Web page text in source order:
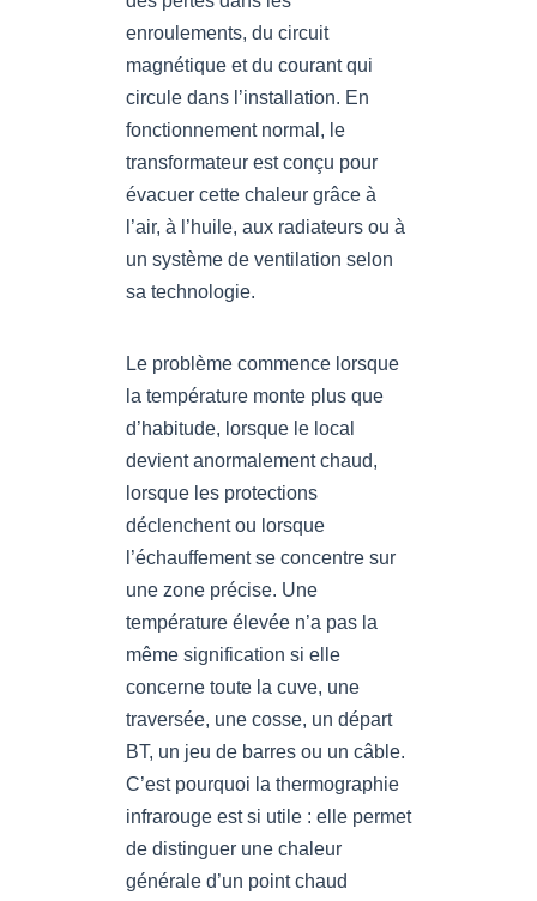
enroulements, du circuit
magnétique et du courant qui
circule dans l’installation. En
fonctionnement normal, le
transformateur est conçu pour
évacuer cette chaleur grâce à
l’air, à l’huile, aux radiateurs ou à
un système de ventilation selon
sa technologie.
Le problème commence lorsque
la température monte plus que
d’habitude, lorsque le local
devient anormalement chaud,
lorsque les protections
déclenchent ou lorsque
l’échauffement se concentre sur
une zone précise. Une
température élevée n’a pas la
même signification si elle
concerne toute la cuve, une
traversée, une cosse, un départ
BT, un jeu de barres ou un câble.
C’est pourquoi la thermographie
infrarouge est si utile : elle permet
de distinguer une chaleur
générale d’un point chaud